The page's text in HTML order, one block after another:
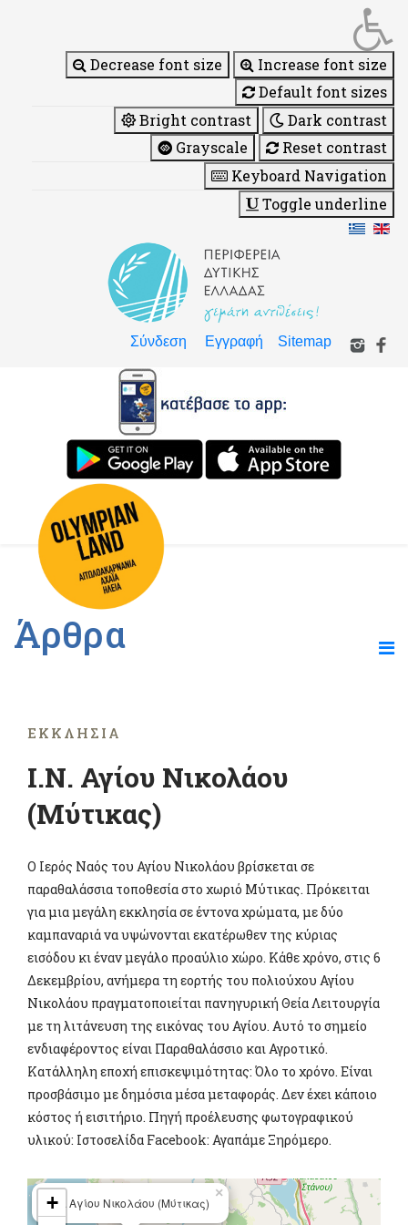
Decrease font size
Increase font size
Default font sizes
Bright contrast
Dark contrast
Grayscale
Reset contrast
Keyboard Navigation
Toggle underline
Σύνδεση Εγγραφή Sitemap
Άρθρα
ΕΚΚΛΗΣΊΑ
I.N. Αγίου Νικολάου
(Μύτικας)
Ο Ιερός Ναός του Αγίου Νικολάου βρίσκεται σε
παραθαλάσσια τοποθεσία στο χωριό Μύτικας. Πρόκειται
για μια μεγάλη εκκλησία σε έντονα χρώματα, με δύο
καμπαναριά να υψώνονται εκατέρωθεν της κύριας
εισόδου κι έναν μεγάλο προαύλιο χώρο. Κάθε χρόνο, στις 6
Δεκεμβρίου, ανήμερα τη εορτής του πολιούχου Αγίου
Νικολάου πραγματοποιείται πανηγυρική Θεία Λειτουργία
με τη λιτάνευση της εικόνας του Αγίου. Αυτό το σημείο
ενδιαφέροντος είναι Παραθαλάσσιο και Αγροτικό.
Κατάλληλη εποχή επισκεψιμότητας: Όλο το χρόνο. Είναι
προσβάσιμο με δημόσια μέσα μεταφοράς. Δεν έχει κάποιο
κόστος ή εισιτήριο. Πηγή προέλευσης φωτογραφικού
υλικού: Ιστοσελίδα Facebook: Αγαπάμε Ξηρόμερο.
I.N. Αγίου Νικολάου (Μύτικας)
×
+